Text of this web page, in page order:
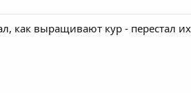
как выращивают кур - перестал